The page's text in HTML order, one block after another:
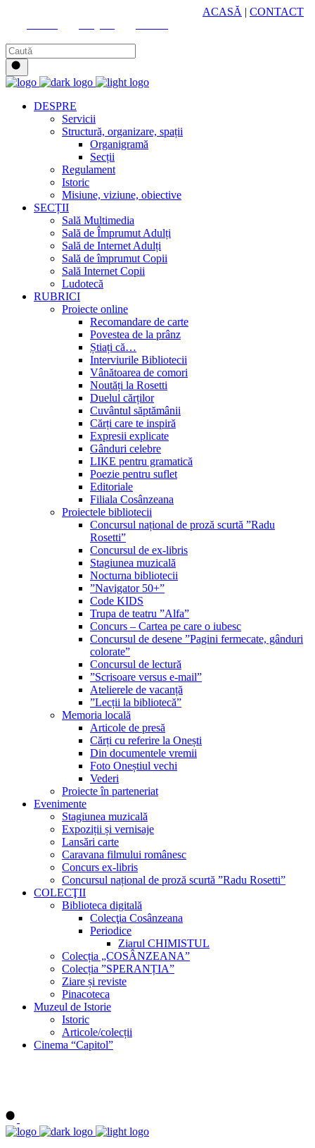
ACASĂ | CONTACT
DESPRE
Servicii
Structură, organizare, spații
Organigramă
Secții
Regulament
Istoric
Misiune, viziune, obiective
SECȚII
Sală Multimedia
Sală de Împrumut Adulți
Sală de Internet Adulți
Sală de împrumut Copii
Sală Internet Copii
Ludotecă
RUBRICI
Proiecte online
Recomandare de carte
Povestea de la prânz
Știați că…
Interviurile Bibliotecii
Vânătoarea de comori
Noutăți la Rosetti
Duelul cărților
Cuvântul săptămânii
Cărți care te inspiră
Expresii explicate
Gânduri celebre
LIKE pentru gramatică
Poezie pentru suflet
Editoriale
Filiala Cosânzeana
Proiectele bibliotecii
Concursul național de proză scurtă ”Radu
Rosetti”
Concursul de ex-libris
Stagiunea muzicală
Nocturna bibliotecii
”Navigator 50+”
Code KIDS
Trupa de teatru ”Alfa”
Concurs – Cartea pe care o iubesc
Concursul de desene ”Pagini fermecate, gânduri
colorate”
Concursul de lectură
”Scrisoare versus e-mail”
Atelierele de vacanță
”Lecții la bibliotecă”
Memoria locală
Articole de presă
Cărți cu referire la Onești
Din documentele vremii
Foto Oneștiul vechi
Vederi
Proiecte în parteneriat
Evenimente
Stagiunea muzicală
Expoziții și vernisaje
Lansări carte
Caravana filmului românesc
Concurs ex-libris
Concursul național de proză scurtă ”Radu Rosetti”
COLECŢII
Biblioteca digitală
Colecţia Cosânzeana
Periodice
Ziarul CHIMISTUL
Colecția „COSÂNZEANA”
Colecția ”SPERANȚIA”
Ziare și reviste
Pinacoteca
Muzeul de Istorie
Istoric
Articole/colecții
Cinema “Capitol”